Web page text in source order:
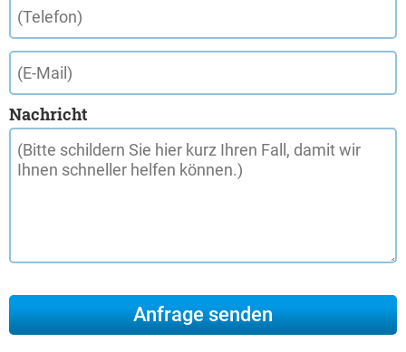
Nachricht